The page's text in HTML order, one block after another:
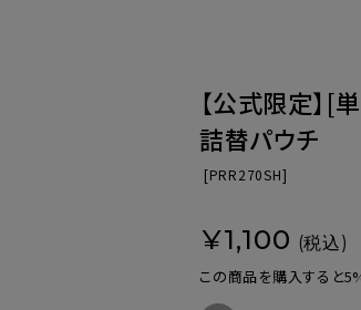
【公式限定】[
詰替パウチ
[PRR270SH]
¥1,100 (税込)
この商品を購入すると